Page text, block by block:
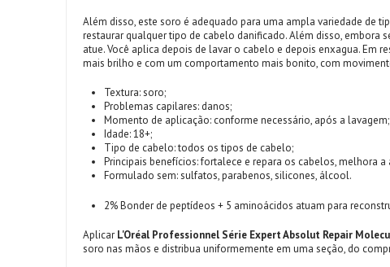
Além disso, este soro é adequado para uma ampla variedade de
restaurar qualquer tipo de cabelo danificado. Além disso, embora
atue. Você aplica depois de lavar o cabelo e depois enxagua. Em
mais brilho e com um comportamento mais bonito, com
Textura: soro;
Problemas capilares: danos;
Momento de aplicação: conforme necessário, após a lavagem;
Idade: 18+;
Tipo de cabelo: todos os tipos de cabelo;
Principais benefícios: fortalece e repara os cabelos, melhora
Formulado sem: sulfatos, parabenos, silicones, álcool.
2% Bonder de peptídeos + 5 aminoácidos atuam para
Aplicar L'Oréal Professionnel Série Expert Absolut Repair
soro nas mãos e distribua uniformemente em uma seção, do